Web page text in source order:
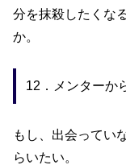
分を抹殺したくな
か。
12．メンターか
もし、出会ってい
らいたい。